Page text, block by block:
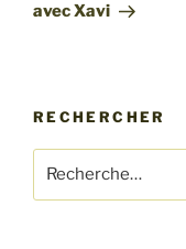
avec Xavi
RECHERCHER
pour